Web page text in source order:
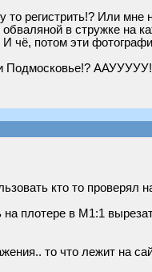
то регистрить!? Или
в стружке на
И чё, потом эти
Подмосковье!?
кто то проверял
на плотере в М1:1
то что лежит на